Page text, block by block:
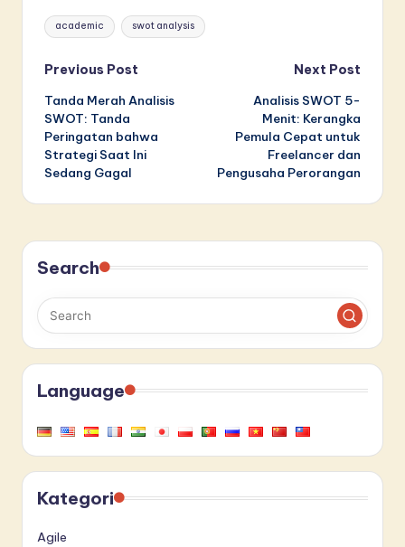
Tags:
academic swot analysis
Post
navigation
Previous Post
Tanda Merah Analisis
SWOT: Tanda
Peringatan bahwa
Strategi Saat Ini
Sedang Gagal
Next Post
Analisis SWOT 5-
Menit: Kerangka
Pemula Cepat untuk
Freelancer dan
Pengusaha Perorangan
Search
Language
Kategori
Agile